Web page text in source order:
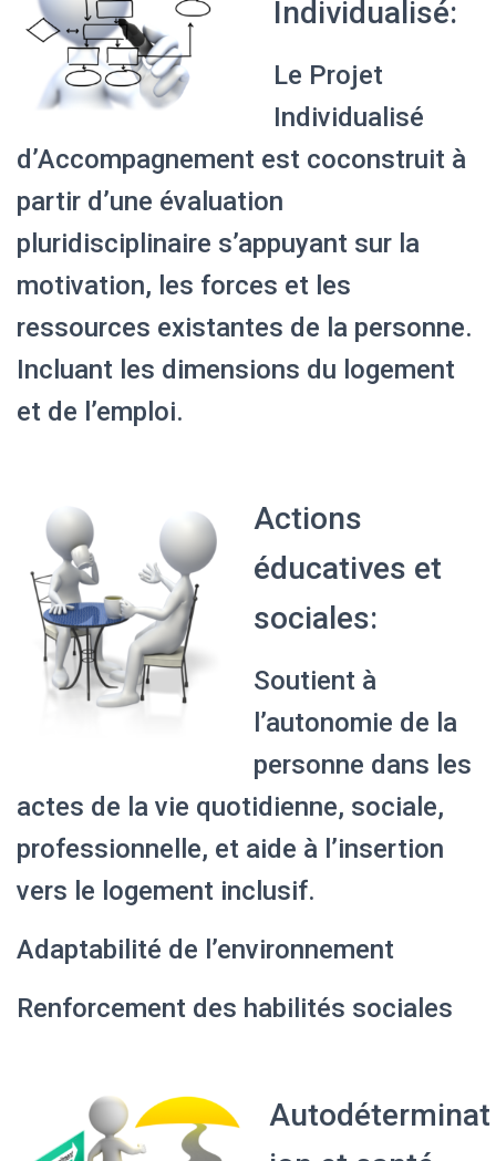
Individualisé:
Le Projet
Individualisé
d’Accompagnement est coconstruit à
partir d’une évaluation
pluridisciplinaire s’appuyant sur la
motivation, les forces et les
ressources existantes de la personne.
Incluant les dimensions du logement
et de l’emploi.
Actions
éducatives et
sociales:
Soutient à
l’autonomie de la
personne dans les
actes de la vie quotidienne, sociale,
professionnelle, et aide à l’insertion
vers le logement inclusif.
Adaptabilité de l’environnement
Renforcement des habilités sociales
Autodéterminat